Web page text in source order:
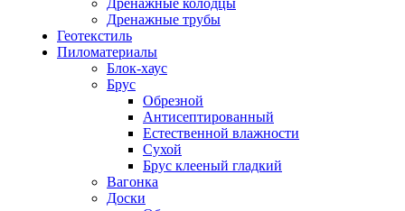
Дренажные колодцы
Дренажные трубы
Геотекстиль
Пиломатериалы
Блок-хаус
Брус
Обрезной
Антисептированный
Естественной влажности
Сухой
Брус клееный гладкий
Вагонка
Доски